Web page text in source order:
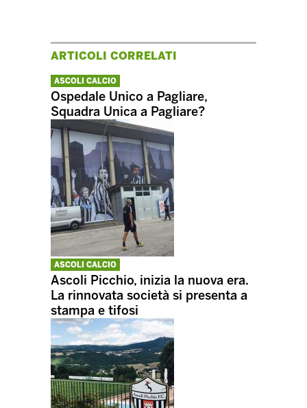
ARTICOLI CORRELATI
ASCOLI CALCIO
Ospedale Unico a Pagliare,
Squadra Unica a Pagliare?
ASCOLI CALCIO
Ascoli Picchio, inizia la nuova era.
La rinnovata società si presenta a
stampa e tifosi